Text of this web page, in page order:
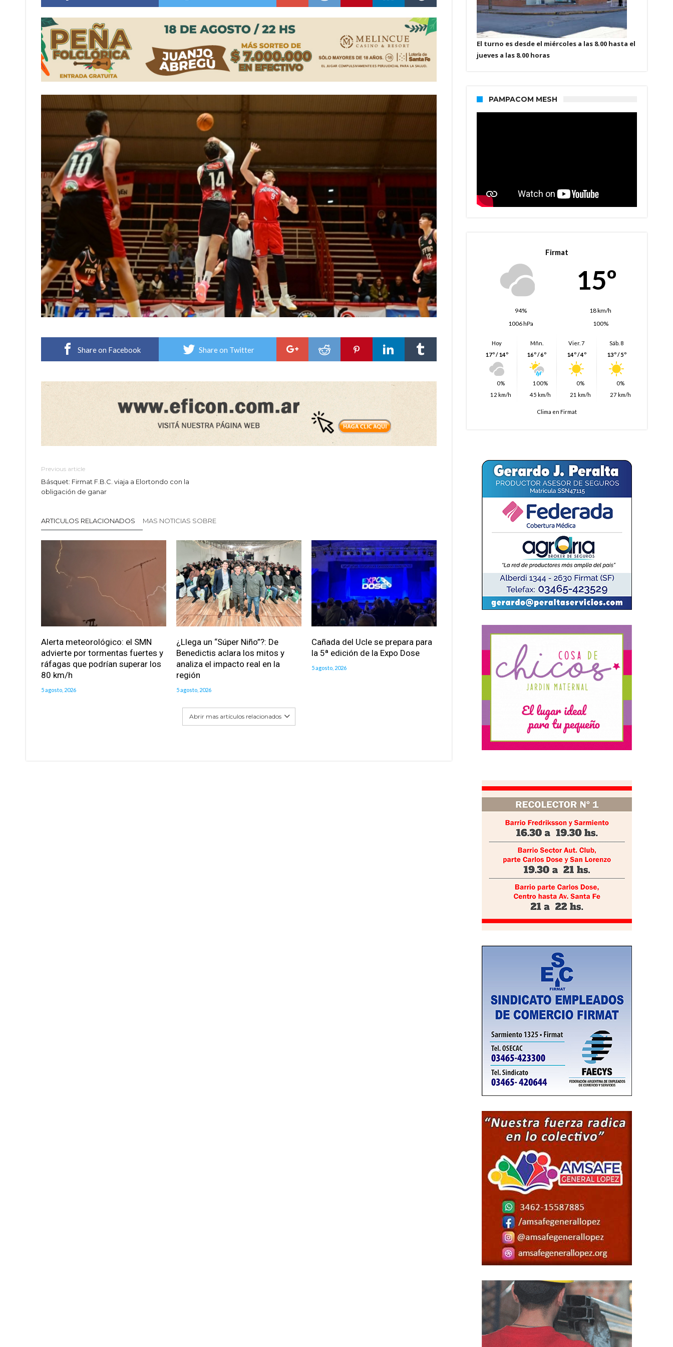
Roxana Carabajal dejó su huella en la peña de Casino Melincué
Share on Facebook Share on Twitter
Previous article
Básquet: Firmat F.B.C. viaja a Elortondo con la
obligación de ganar
ARTICULOS RELACIONADOS MAS NOTICIAS SOBRE
Alerta meteorológico: el SMN
advierte por tormentas fuertes y
ráfagas que podrían superar los
80 km/h
5 agosto, 2026
¿Llega un “Súper Niño”?: De
Benedictis aclara los mitos y
analiza el impacto real en la
región
5 agosto, 2026
Cañada del Ucle se prepara para
la 5ª edición de la Expo Dose
5 agosto, 2026
Abrir mas artículos relacionados
El turno es desde el miércoles a las 8.00 hasta el
jueves a las 8.00 horas
PAMPACOM MESH
Firmat
15º
94%
18 km/h
1006 hPa
100%
Hoy
17º / 14º
0%
12 km/h
Mñn.
16º / 6º
100%
45 km/h
Vier. 7
14º / 4º
0%
21 km/h
Sáb. 8
13º / 5º
0%
27 km/h
Clima en Firmat